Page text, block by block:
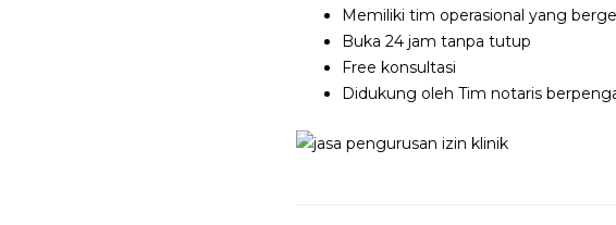
Memiliki tim operasional yang
Buka 24 jam tanpa tutup
Free konsultasi
Didukung oleh Tim notaris